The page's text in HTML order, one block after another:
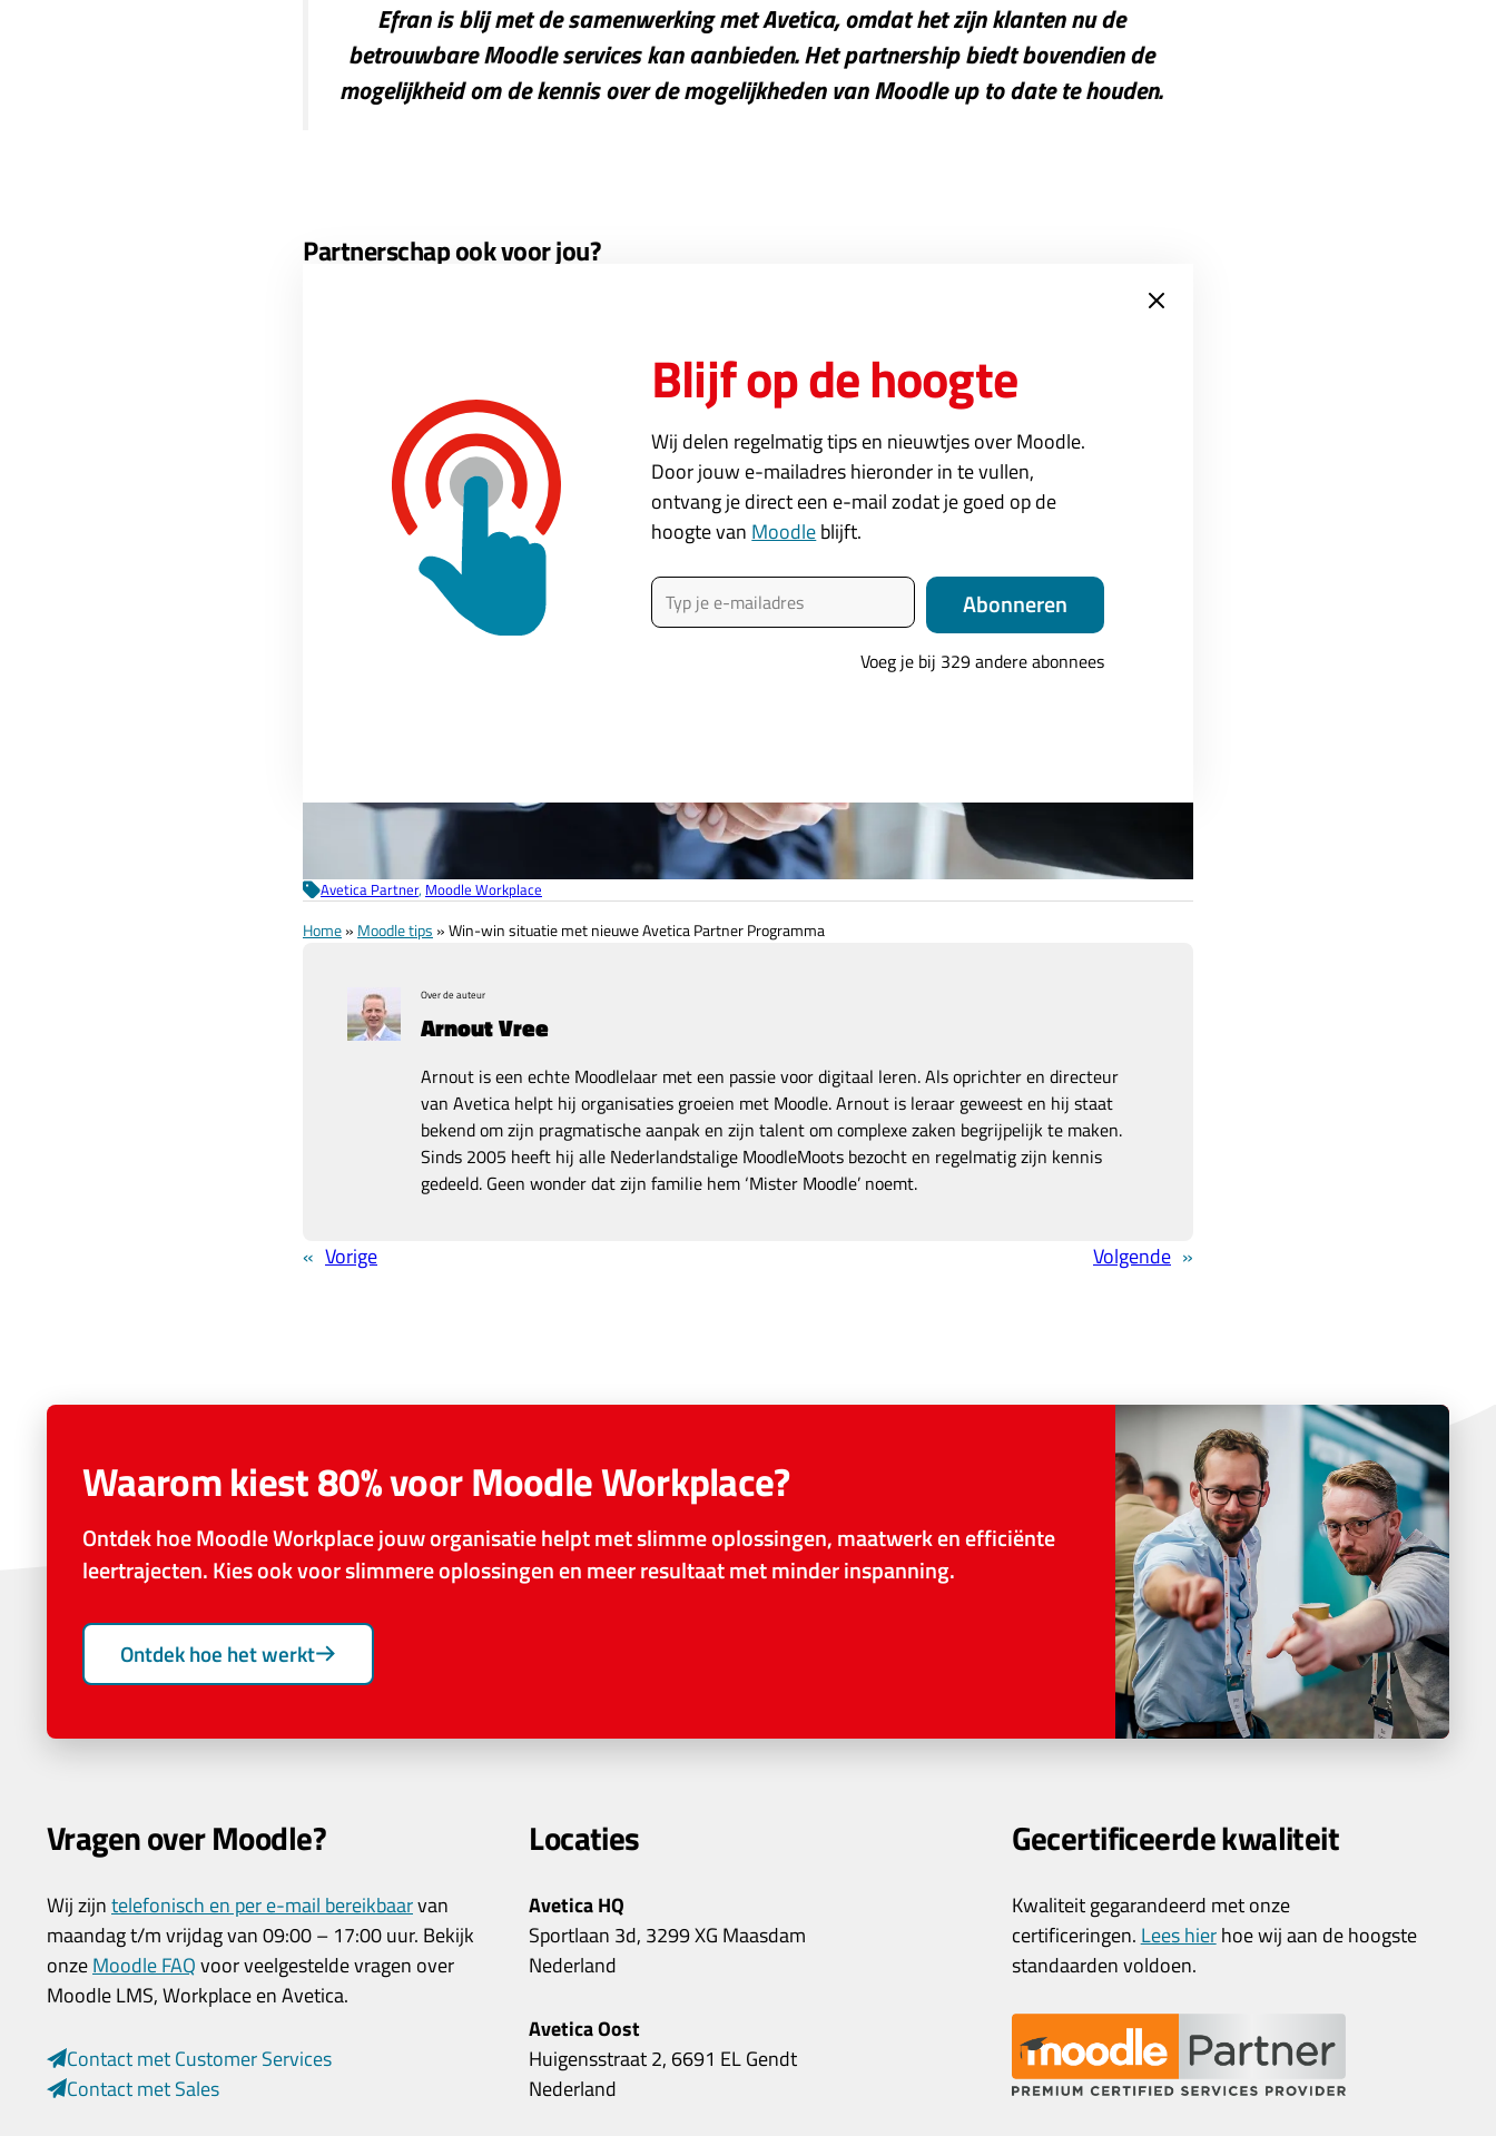
Efran is blij met de samenwerking met Avetica, omdat het zijn klanten nu de
betrouwbare Moodle services kan aanbieden. Het partnership biedt bovendien de
mogelijkheid om de kennis over de mogelijkheden van Moodle up to date te houden.
Partnerschap ook voor jou?
Het partnerprogramma van Avetica is bedoeld voor organisaties en ondernemers die de dienstverlening
organisaties die een eigen academie aan hun klanten (willen) aanbieden
HR-bureau’s die als extra service ook een leermanagementsysteem willen aanbieden
LMS aanbieders die geen Moodle partner zijn, maar wel kennis van Moodle hebben
e-learningontwikkelaars en onderwijskundigen die als extra service een LMS willen aanbieden
Is dit ook iets voor jou? Lees meer over hetAvetica Partner Programma
vrijblijvend gesprek.
Avetica Partner, Moodle Workplace
Home» Moodle tips »Win-win situatie met nieuwe Avetica Partner Programma
Over de auteur
Arnout Vree
Arnout is een echte Moodlelaar met een passie voor digitaal leren. Als oprichter en directeur
van Avetica helpt hij organisaties groeien met Moodle. Arnout is leraar geweest en hij staat
bekend om zijn pragmatische aanpak en zijn talent om complexe zaken begrijpelijk te maken.
Sinds 2005 heeft hij alle Nederlandstalige MoodleMoots bezocht en regelmatig zijn kennis
gedeeld. Geen wonder dat zijn familie hem ‘Mister Moodle’ noemt.
« Vorige Volgende »
Waarom kiest 80% voor Moodle Workplace?
Ontdek hoe Moodle Workplace jouw organisatie helpt met slimme oplossingen, maatwerk en efficiënte
leertrajecten. Kies ook voor slimmere oplossingen en meer resultaat met minder inspanning.
Ontdek hoe het werkt
Vragen over Moodle?
Wij zijntelefonisch en per e-mail bereikbaarvan
maandag t/m vrijdag van 09:00 – 17:00 uur. Bekijk
onzeMoodle FAQvoor veelgestelde vragen over
Moodle LMS, Workplace en Avetica.
Contact met Customer Services
Contact met Sales
Locaties
Avetica HQ
Sportlaan 3d, 3299 XG Maasdam
Nederland
Avetica Oost
Huigensstraat 2, 6691 EL Gendt
Nederland
Gecertificeerde kwaliteit
Kwaliteit gegarandeerd met onze
certificeringen. Lees hierhoe wij aan de hoogste
standaarden voldoen.
Blijf op de hoogte
Wij delen regelmatig tips en nieuwtjes over Moodle.
Door jouw e-mailadres hieronder in te vullen,
ontvang je direct een e-mail zodat je goed op de
hoogte van Moodleblijft.
Typ je e-mailadres
Abonneren
Voeg je bij 329 andere abonnees